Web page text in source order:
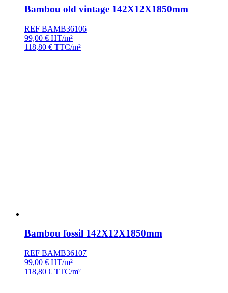
Bambou old vintage 142X12X1850mm
REF BAMB36106
99,00 € HT/m²
118,80 € TTC/m²
Bambou fossil 142X12X1850mm
REF BAMB36107
99,00 € HT/m²
118,80 € TTC/m²